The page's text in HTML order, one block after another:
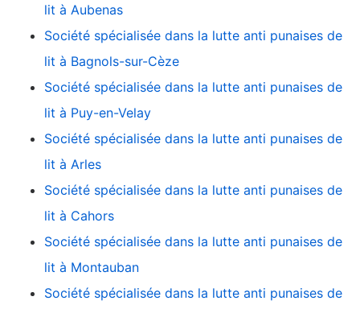
lit à Aubenas
Société spécialisée dans la lutte anti punaises de
lit à Bagnols-sur-Cèze
Société spécialisée dans la lutte anti punaises de
lit à Puy-en-Velay
Société spécialisée dans la lutte anti punaises de
lit à Arles
Société spécialisée dans la lutte anti punaises de
lit à Cahors
Société spécialisée dans la lutte anti punaises de
lit à Montauban
Société spécialisée dans la lutte anti punaises de